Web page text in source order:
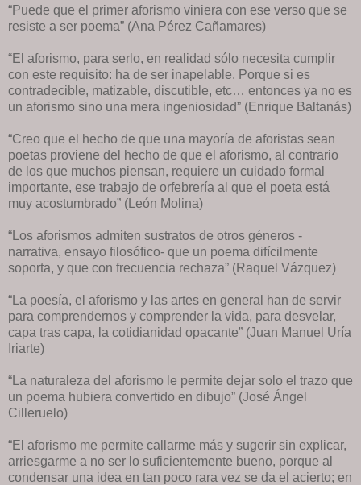
“Puede que el primer aforismo viniera con ese verso que se
resiste a ser poema” (Ana Pérez Cañamares)
“El aforismo, para serlo, en realidad sólo necesita cumplir
con este requisito: ha de ser inapelable. Porque si es
contradecible, matizable, discutible, etc… entonces ya no es
un aforismo sino una mera ingeniosidad” (Enrique Baltanás)
“Creo que el hecho de que una mayoría de aforistas sean
poetas proviene del hecho de que el aforismo, al contrario
de los que muchos piensan, requiere un cuidado formal
importante, ese trabajo de orfebrería al que el poeta está
muy acostumbrado” (León Molina)
“Los aforismos admiten sustratos de otros géneros -
narrativa, ensayo filosófico- que un poema difícilmente
soporta, y que con frecuencia rechaza” (Raquel Vázquez)
“La poesía, el aforismo y las artes en general han de servir
para comprendernos y comprender la vida, para desvelar,
capa tras capa, la cotidianidad opacante” (Juan Manuel Uría
Iriarte)
“La naturaleza del aforismo le permite dejar solo el trazo que
un poema hubiera convertido en dibujo” (José Ángel
Cilleruelo)
“El aforismo me permite callarme más y sugerir sin explicar,
arriesgarme a no ser lo suficientemente bueno, porque al
condensar una idea en tan poco rara vez se da el acierto; en